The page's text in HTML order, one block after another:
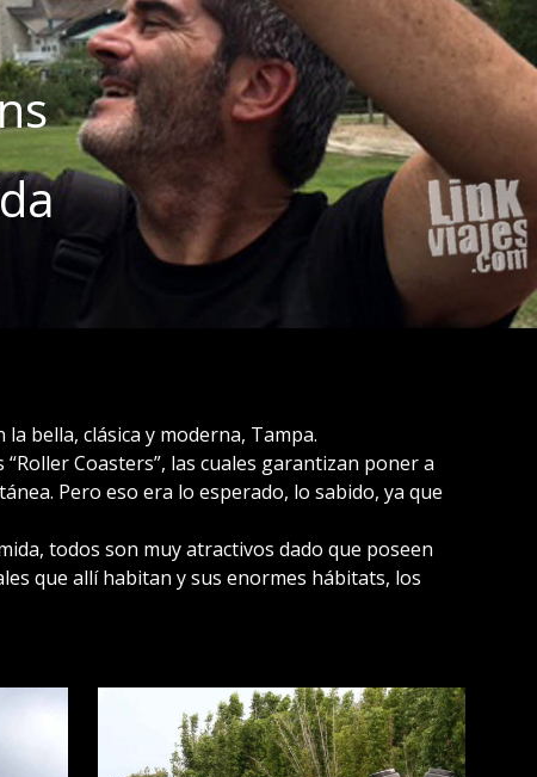
bella, clásica y moderna, Tampa.
Coasters”, las cuales garantizan poner a
Pero eso era lo esperado, lo sabido, ya que
todos son muy atractivos dado que poseen
que allí habitan y sus enormes hábitats, los